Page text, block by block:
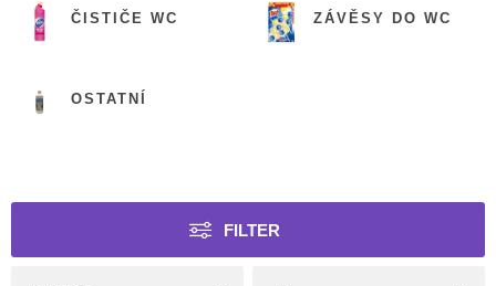
ČISTIČE WC ZÁVĚSY DO WC
OSTATNÍ
FILTER